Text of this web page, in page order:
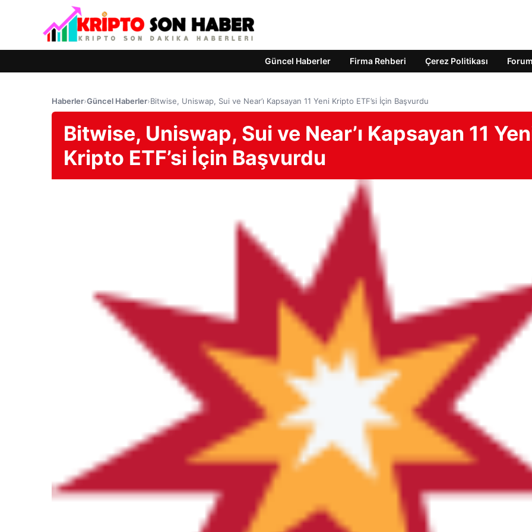
Güncel Haberler Firma Rehberi Çerez Politikası Forum
Haberler›Güncel Haberler›Bitwise, Uniswap, Sui ve Near’ı Kapsayan 11 Yeni Kripto ETF’si İçin Başvurdu
Bitwise, Uniswap, Sui ve Near’ı Kapsayan 11
Kripto ETF’si İçin Başvurdu